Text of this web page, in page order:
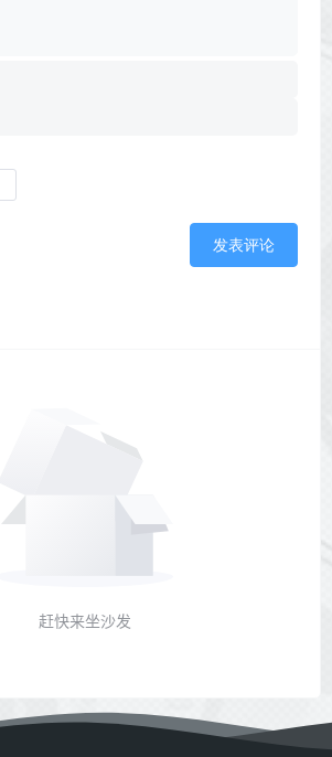
发表评论
赶快来坐沙发